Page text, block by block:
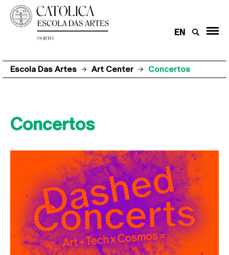
EN
Escola Das Artes Art Center Concertos
Concertos